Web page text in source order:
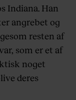
Indiana. Han
angrebet og
resten af
som er et af
noget
deres